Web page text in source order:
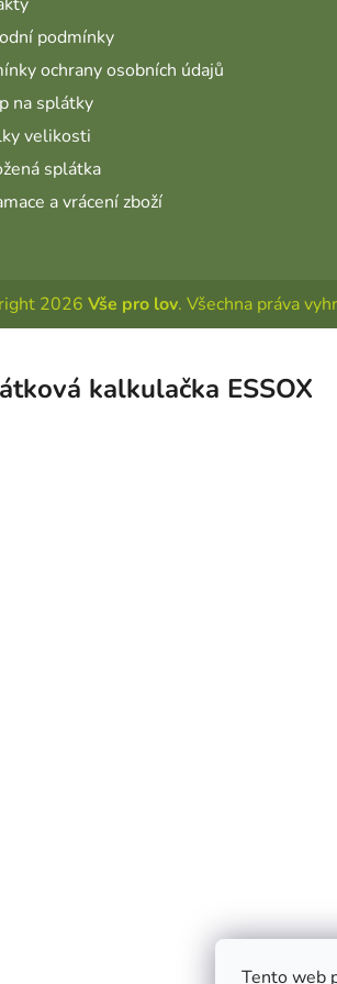
Tento web
podmínky
ochrany osobních údajů
na splátky
velikosti
splátka
a vrácení zboží
2026 Vše pro lov. Všechna práva
kalkulačka ESSOX